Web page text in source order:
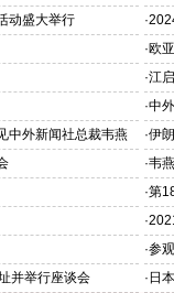
动盛大举行 ·
·欧
·江
臣会
·中
各
中外新闻社总裁韦燕 ·伊
·韦
·第
·
·参
--中
并举行座谈会
· 日